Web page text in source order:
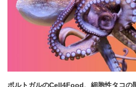
ポルトガルのCell4Food、細胞性タコの